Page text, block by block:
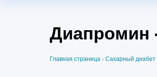
Диапромин
Главная страница › Сахарный диабет